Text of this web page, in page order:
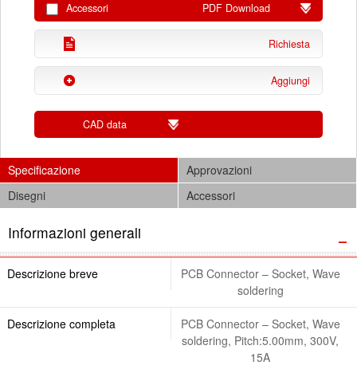
Accessori PDF Download
Richiesta
Aggiungi
CAD data
Specificazione
Approvazioni
Disegni
Accessori
Informazioni generali
Descrizione breve
PCB Connector – Socket, Wave
soldering
Descrizione completa
PCB Connector – Socket, Wave
soldering, Pitch:5.00mm, 300V,
15A